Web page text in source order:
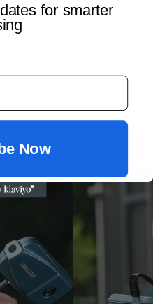
task — not the other way
for smarter
Now